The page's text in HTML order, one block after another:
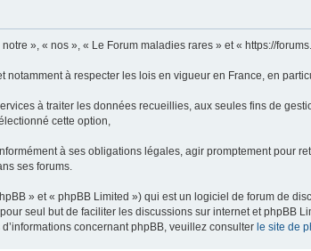
», « nos », « Le Forum maladies rares » et « https://
notamment à respecter les lois en vigueur en France, en
à traiter les données recueillies, aux seules fins de
cette option,
à ses obligations légales, agir promptement pour
ses forums.
» et « phpBB Limited ») qui est un logiciel de forum de
seul but de faciliter les discussions sur internet et phpBB
concernant phpBB, veuillez consulter le site de